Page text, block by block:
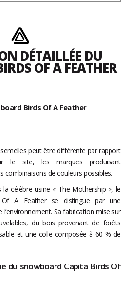
DÉTAILLÉE DU
OF A FEATHER
Birds Of A Feather
peut être différente par rapport
le site, les marques produisant
combinaisons de couleurs possibles.
la célèbre usine « The Mothership », le
Of A Feather se distingue par une
Sa fabrication mise sur
du bois provenant de forêts
et une colle composée à 60 % de
du snowboard Capita Birds Of